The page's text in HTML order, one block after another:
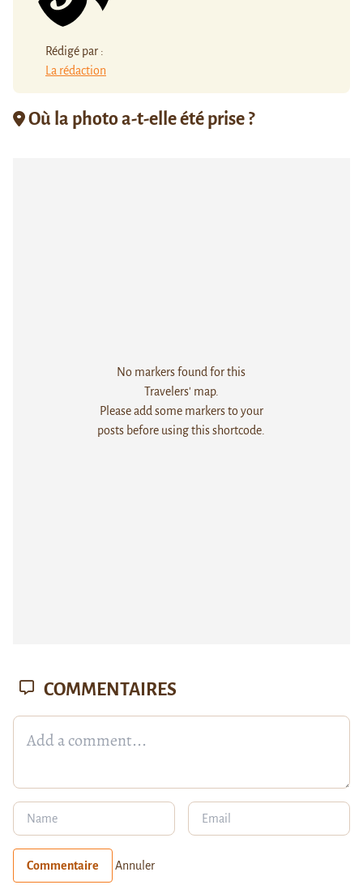
Rédigé par :
La rédaction
Où la photo a-t-elle été prise ?
No markers found for this
Travelers' map.
Please add some markers to your
posts before using this shortcode.
COMMENTAIRES
Commentaire Annuler